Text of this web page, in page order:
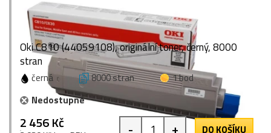
Oki C810 (44059108), originální toner, černý, 8000
stran
černá 8000 stran
1 bod
Nedostupné
2 456 Kč - + DO KOŠÍKU